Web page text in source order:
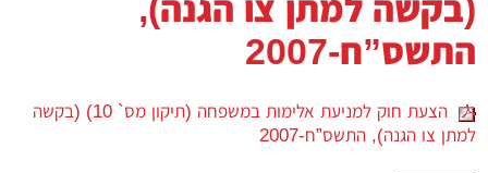
(בקשה למתן צו הגנה),
התשס”ח-2007
הצעת חוק למניעת אלימות במשפחה (תיקון מס` 10) (בקשה
למתן צו הגנה), התשס”ח-2007